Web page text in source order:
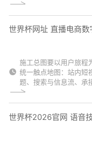
世界杯网址 直播电商
施工总图要以用户旅程
统一触点地图：站内短
题、搜索与信息流、承
世界杯2026官网 语音